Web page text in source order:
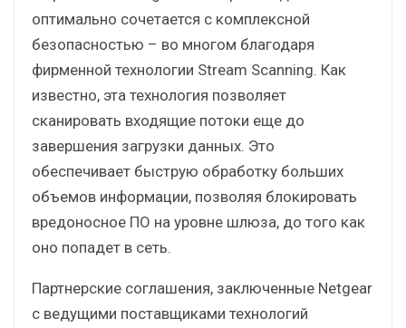
оптимально сочетается с комплексной
безопасностью – во многом благодаря
фирменной технологии Stream Scanning. Как
известно, эта технология позволяет
сканировать входящие потоки еще до
завершения загрузки данных. Это
обеспечивает быструю обработку больших
объемов информации, позволяя блокировать
вредоносное ПО на уровне шлюза, до того как
оно попадет в сеть.
Партнерские соглашения, заключенные Netgear
с ведущими поставщиками технологий